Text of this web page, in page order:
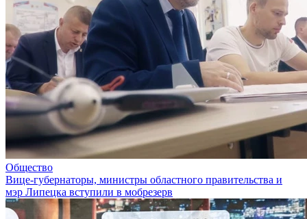
Общество
Вице-губернаторы, министры областного правительства и
мэр Липецка вступили в мобрезерв